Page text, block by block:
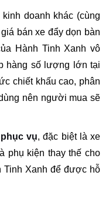
doanh khác (cùng
bán xe đẩy dọn bàn
Hành Tinh Xanh vô
hàng số lượng lớn tại
chiết khấu cao, phân
nên người mua sẽ
vụ, đặc biệt là xe
phụ kiện thay thế cho
Tinh Xanh để được hỗ